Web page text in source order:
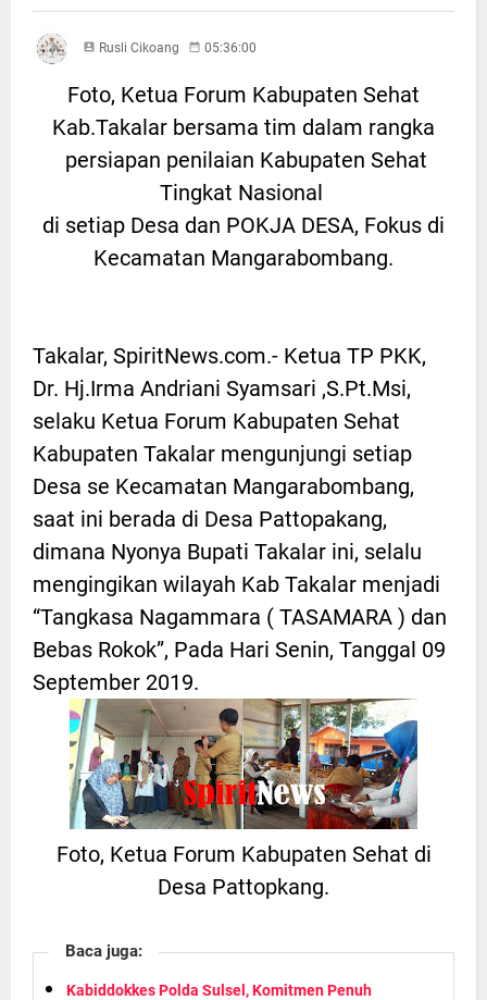
Rusli Cikoang 05:36:00
Foto, Ketua Forum Kabupaten Sehat
Kab.Takalar bersama tim dalam rangka
persiapan penilaian Kabupaten Sehat
Tingkat Nasional
di setiap Desa dan POKJA DESA, Fokus di
Kecamatan Mangarabombang.
Takalar, SpiritNews.com.- Ketua TP PKK,
Dr. Hj.Irma Andriani Syamsari ,S.Pt.Msi,
selaku Ketua Forum Kabupaten Sehat
Kabupaten Takalar mengunjungi setiap
Desa se Kecamatan Mangarabombang,
saat ini berada di Desa Pattopakang,
dimana Nyonya Bupati Takalar ini, selalu
mengingikan wilayah Kab Takalar menjadi
“Tangkasa Nagammara ( TASAMARA ) dan
Bebas Rokok”, Pada Hari Senin, Tanggal 09
September 2019.
Foto, Ketua Forum Kabupaten Sehat di
Desa Pattopkang.
Baca juga:
Kabiddokkes Polda Sulsel, Komitmen Penuh